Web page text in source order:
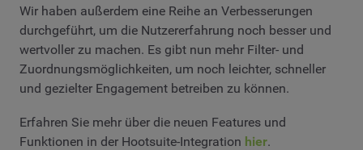
Wir haben außerdem eine Reihe an Verbesserungen
durchgeführt, um die Nutzererfahrung noch besser und
wertvoller zu machen. Es gibt nun mehr Filter- und
Zuordnungsmöglichkeiten, um noch leichter, schneller
und gezielter Engagement betreiben zu können.
Erfahren Sie mehr über die neuen Features und
Funktionen in der Hootsuite-Integration hier.